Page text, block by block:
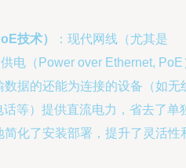
技术）
：现代网线（尤其是
电（Power over Ethernet, PoE
据的还能为连接的设备（如无
等）提供直流电力，省去了单
化了安装部署，提升了灵活性